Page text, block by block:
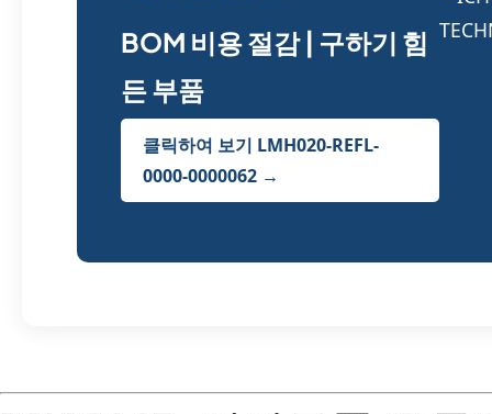
BOM 비용 절감 | 구하기 힘
든 부품
클릭하여 보기 LMH020-REFL-
0000-0000062 →